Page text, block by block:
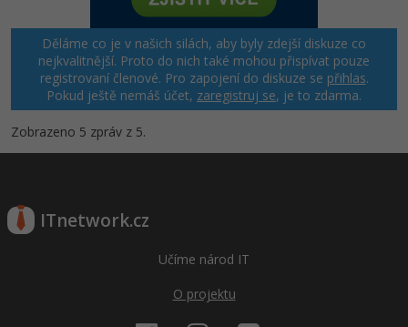
Děláme co je v našich silách, aby byly zdejší diskuze co
nejkvalitnější. Proto do nich také mohou přispívat pouze
registrovaní členové. Pro zapojení do diskuze se přihlas.
Pokud ještě nemáš účet, zaregistruj se, je to zdarma.
Zobrazeno 5 zpráv z 5.
ITnetwork.cz
Učíme národ IT
O projektu